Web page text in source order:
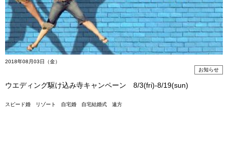
2018年08月03日（金）
お知らせ
ウエディング駆け込み寺キャンペーン 8/3(fri)-8/19(sun)
スピード婚 リゾート 自宅婚 自宅結婚式 遠方